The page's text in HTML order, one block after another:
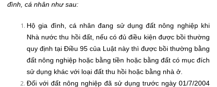
đình, cá nhân như sau:
Hộ gia đình, cá nhân đang sử dụng đất nông nghiệp khi
Nhà nước thu hồi đất, nếu có đủ điều kiện được bồi thường
quy định tại Điều 95 của Luật này thì được bồi thường bằng
đất nông nghiệp hoặc bằng tiền hoặc bằng đất có mục đích
sử dụng khác với loại đất thu hồi hoặc bằng nhà ở.
Đối với đất nông nghiệp đã sử dụng trước ngày 01/7/2004